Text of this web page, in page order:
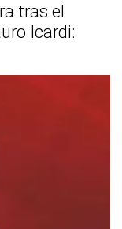
tras el
Icardi: